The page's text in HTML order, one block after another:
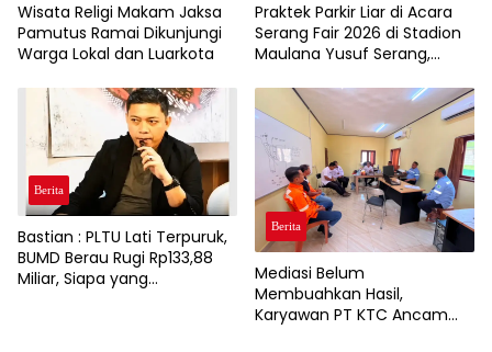
Wisata Religi Makam Jaksa
Pamutus Ramai Dikunjungi
Warga Lokal dan Luarkota
Praktek Parkir Liar di Acara
Serang Fair 2026 di Stadion
Maulana Yusuf Serang,
Pendapatan Asli Daerah (
PAD)Jadi Korbannya
Berita
Bastian : PLTU Lati Terpuruk,
BUMD Berau Rugi Rp133,88
Miliar, Siapa yang
Berita
Mediasi Belum
Membuahkan Hasil,
Karyawan PT KTC Ancam